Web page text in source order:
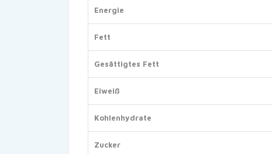
Energie
Fett
Gesättigtes Fett
Eiweiß
Kohlenhydrate
Zucker